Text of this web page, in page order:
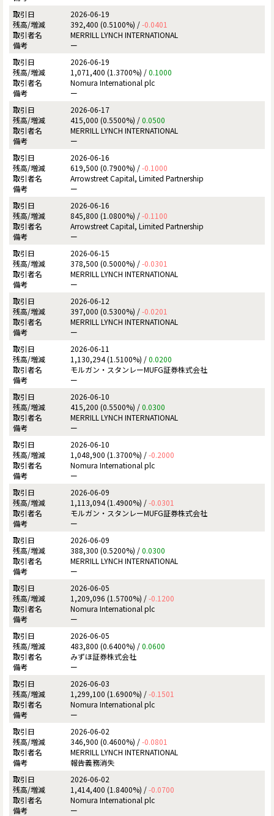
2026-06-19
392,400 (0.5100%) /-0.0401
MERRILL LYNCH INTERNATIONAL
ー
2026-06-19
1,071,400 (1.3700%) /0.1000
Nomura International plc
ー
2026-06-17
415,000 (0.5500%) /0.0500
MERRILL LYNCH INTERNATIONAL
ー
2026-06-16
619,500 (0.7900%) /-0.1000
Arrowstreet Capital, Limited Partnership
ー
2026-06-16
845,800 (1.0800%) /-0.1100
Arrowstreet Capital, Limited Partnership
ー
2026-06-15
378,500 (0.5000%) /-0.0301
MERRILL LYNCH INTERNATIONAL
ー
2026-06-12
397,000 (0.5300%) /-0.0201
MERRILL LYNCH INTERNATIONAL
ー
2026-06-11
1,130,294 (1.5100%) /0.0200
モルガン・スタンレーMUFG証券株式会社
ー
2026-06-10
415,200 (0.5500%) /0.0300
MERRILL LYNCH INTERNATIONAL
ー
2026-06-10
1,048,900 (1.3700%) /-0.2000
Nomura International plc
ー
2026-06-09
1,113,094 (1.4900%) /-0.0301
モルガン・スタンレーMUFG証券株式会社
ー
2026-06-09
388,300 (0.5200%) /0.0300
MERRILL LYNCH INTERNATIONAL
ー
2026-06-05
1,209,096 (1.5700%) /-0.1200
Nomura International plc
ー
2026-06-05
483,800 (0.6400%) /0.0600
みずほ証券株式会社
ー
2026-06-03
1,299,100 (1.6900%) /-0.1501
Nomura International plc
ー
2026-06-02
346,900 (0.4600%) /-0.0801
MERRILL LYNCH INTERNATIONAL
報告義務消失
2026-06-02
1,414,400 (1.8400%) /-0.0700
Nomura International plc
ー